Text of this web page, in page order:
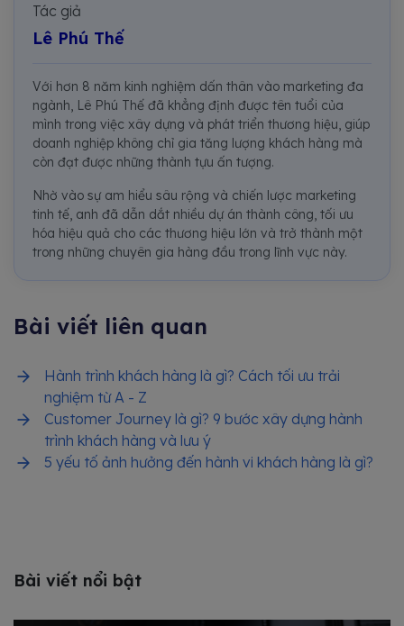
Tác giả
Lê Phú Thế
Với hơn 8 năm kinh nghiệm dấn thân vào marketing đa
ngành, Lê Phú Thế đã khẳng định được tên tuổi của
mình trong việc xây dựng và phát triển thương hiệu, giúp
doanh nghiệp không chỉ gia tăng lượng khách hàng mà
còn đạt được những thành tựu ấn tượng.
Nhờ vào sự am hiểu sâu rộng và chiến lược marketing
tinh tế, anh đã dẫn dắt nhiều dự án thành công, tối ưu
hóa hiệu quả cho các thương hiệu lớn và trở thành một
trong những chuyên gia hàng đầu trong lĩnh vực này.
Bài viết liên quan
Hành trình khách hàng là gì? Cách tối ưu trải
nghiệm từ A - Z
Customer Journey là gì? 9 bước xây dựng hành
trình khách hàng và lưu ý
5 yếu tố ảnh hưởng đến hành vi khách hàng là gì?
Bài viết nổi bật